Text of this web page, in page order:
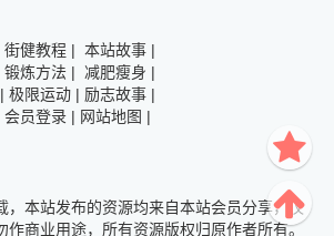
街健教程 | 本站故事 |
锻炼方法 | 减肥瘦身 |
| 极限运动 | 励志故事 |
会员登录 | 网站地图 |
，本站发布的资源均来自本站会员分享，仅
作商业用途，所有资源版权归原作者所有。